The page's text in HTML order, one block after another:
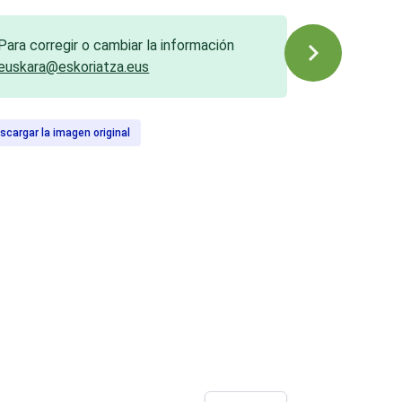
corregir o cambiar la información
la imagen original